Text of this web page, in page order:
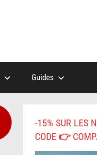
Guides
-15% SUR LES
CODE 👉